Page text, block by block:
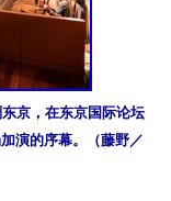
京，在东京国际论坛
演的序幕。（藤野／